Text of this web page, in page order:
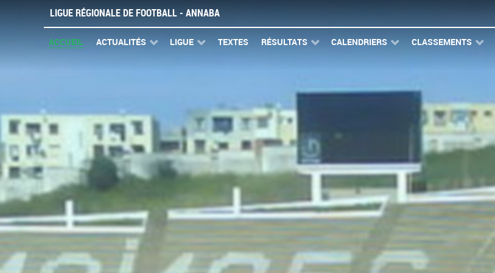
LIGUE RÉGIONALE DE FOOTBALL - ANNABA
ACCUEIL ACTUALITÉS LIGUE TEXTES RÉSULTATS CALENDRIERS CLASSEMENTS